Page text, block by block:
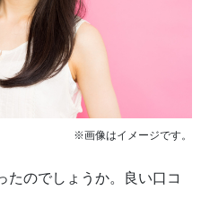
※画像はイメージです。
たのでしょうか。良い口コ